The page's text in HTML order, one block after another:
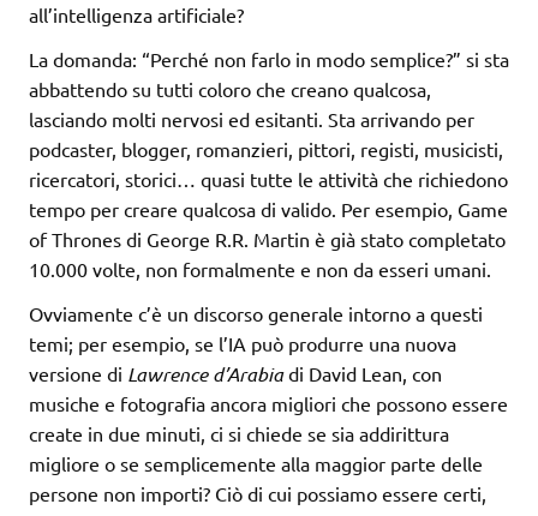
all’intelligenza artificiale?
La domanda: “Perché non farlo in modo semplice?” si sta
abbattendo su tutti coloro che creano qualcosa,
lasciando molti nervosi ed esitanti. Sta arrivando per
podcaster, blogger, romanzieri, pittori, registi, musicisti,
ricercatori, storici… quasi tutte le attività che richiedono
tempo per creare qualcosa di valido. Per esempio, Game
of Thrones di George R.R. Martin è già stato completato
10.000 volte, non formalmente e non da esseri umani.
Ovviamente c’è un discorso generale intorno a questi
temi; per esempio, se l’IA può produrre una nuova
versione di Lawrence d’Arabiadi David Lean, con
musiche e fotografia ancora migliori che possono essere
create in due minuti, ci si chiede se sia addirittura
migliore o se semplicemente alla maggior parte delle
persone non importi? Ciò di cui possiamo essere certi,